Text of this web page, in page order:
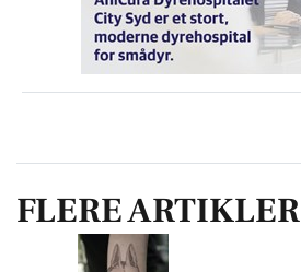
FLERE ARTIKLER